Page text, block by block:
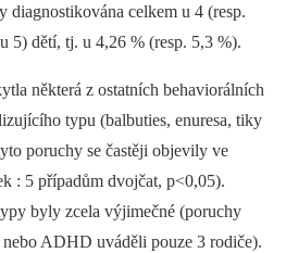
diagnostikována celkem u 4 (resp.
5) dětí, tj. u 4,26 % (resp. 5,3 %).
některá z ostatních behaviorálních
typu (balbuties, enuresa, tiky
poruchy se častěji objevily ve
: 5 případům dvojčat, p<0,05).
byly zcela výjimečné (poruchy
ADHD uváděli pouze 3 rodiče).